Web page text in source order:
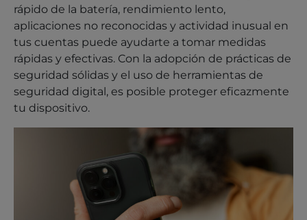
rápido de la batería, rendimiento lento,
aplicaciones no reconocidas y actividad inusual en
tus cuentas puede ayudarte a tomar medidas
rápidas y efectivas. Con la adopción de prácticas de
seguridad sólidas y el uso de herramientas de
seguridad digital, es posible proteger eficazmente
tu dispositivo.